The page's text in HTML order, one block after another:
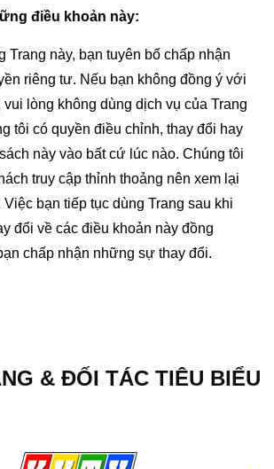
điều khoản này:
Trang này, bạn tuyên bố chấp nhận
riêng tư. Nếu bạn không đồng ý với
vui lòng không dùng dịch vụ của Trang
tôi có quyền điều chỉnh, thay đổi hay
này vào bất cứ lúc nào. Chúng tôi
truy cập thỉnh thoảng nên xem lại
Việc bạn tiếp tục dùng Trang sau khi
đổi về các điều khoản này đồng
chấp nhận những sự thay đổi.
& ĐỐI TÁC TIÊU BIỂU